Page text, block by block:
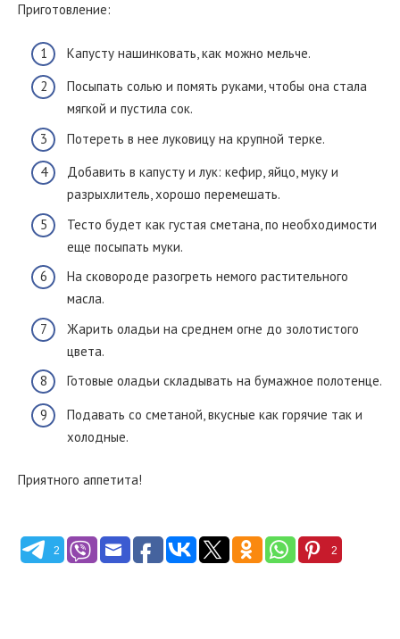
Приготовление:
Капусту нашинковать, как можно мельче.
Посыпать солью и помять руками, чтобы она стала
мягкой и пустила сок.
Потереть в нее луковицу на крупной терке.
Добавить в капусту и лук: кефир, яйцо, муку и
разрыхлитель, хорошо перемешать.
Тесто будет как густая сметана, по необходимости
еще посыпать муки.
На сковороде разогреть немого растительного
масла.
Жарить оладьи на среднем огне до золотистого
цвета.
Готовые оладьи складывать на бумажное полотенце.
Подавать со сметаной, вкусные как горячие так и
холодные.
Приятного аппетита!
2 2